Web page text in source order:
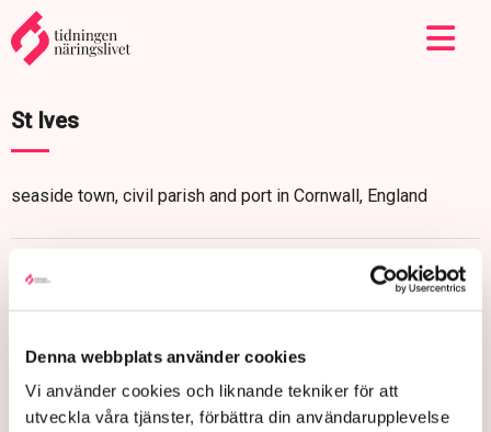
Denna webbplats använder cookies
Vi använder cookies och liknande tekniker för att
utveckla våra tjänster, förbättra din användarupplevelse
St Ives
seaside town, civil parish and port in Cornwall, England